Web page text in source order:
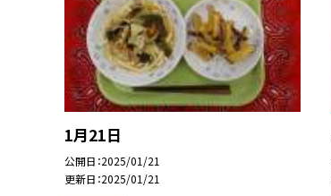
1月21日
公開日 2025/01/21
更新日 2025/01/21